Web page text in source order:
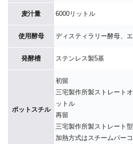
麦汁量 6000リットル
使用酵母 ディスティラリー酵母、
発酵槽 ステンレス製5基
ポットスチル
初留
三宅製作所製ストレート
ットル
再留
三宅製作所製ストレート
加熱方式はスチームパー